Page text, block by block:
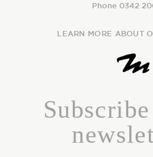
Phone 0342
LEARN MORE ABOUT